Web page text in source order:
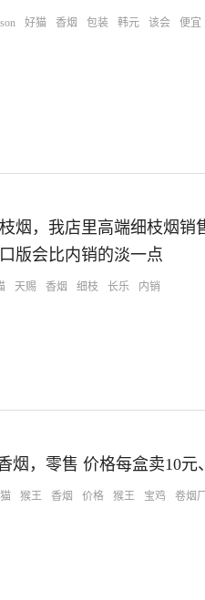
好猫 香烟 包装 韩元 该会 便宜
烟，我店里高端细枝烟销
版会比内销的淡一点
天赐 香烟 细枝 长乐 内销
，零售 价格每盒卖10元、
猴王 香烟 价格 猴王 宝鸡 卷烟厂